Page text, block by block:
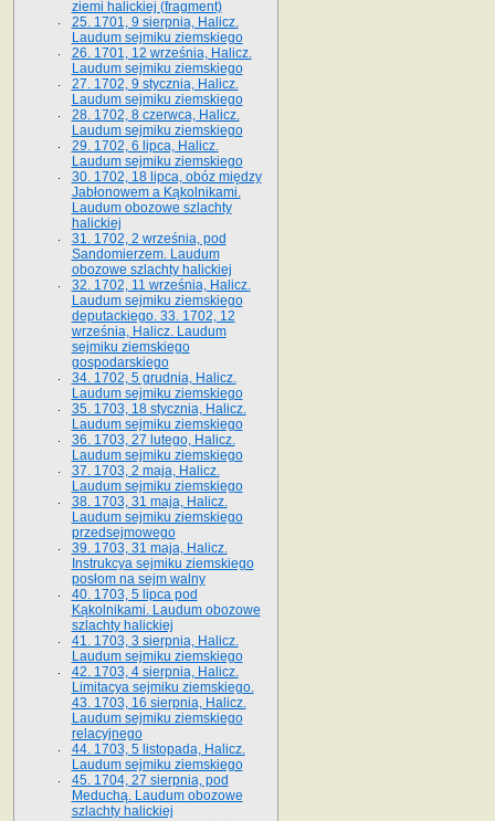
ziemi halickiej (fragment)
25. 1701, 9 sierpnia, Halicz.
Laudum sejmiku ziemskiego
26. 1701, 12 września, Halicz.
Laudum sejmiku ziemskiego
27. 1702, 9 stycznia, Halicz.
Laudum sejmiku ziemskiego
28. 1702, 8 czerwca, Halicz.
Laudum sejmiku ziemskiego
29. 1702, 6 lipca, Halicz.
Laudum sejmiku ziemskiego
30. 1702, 18 lipca, obóz między
Jabłonowem a Kąkolnikami.
Laudum obozowe szlachty
halickiej
31. 1702, 2 września, pod
Sandomierzem. Laudum
obozowe szlachty halickiej
32. 1702, 11 września, Halicz.
Laudum sejmiku ziemskiego
deputackiego. 33. 1702, 12
września, Halicz. Laudum
sejmiku ziemskiego
gospodarskiego
34. 1702, 5 grudnia, Halicz.
Laudum sejmiku ziemskiego
35. 1703, 18 stycznia, Halicz.
Laudum sejmiku ziemskiego
36. 1703, 27 lutego, Halicz.
Laudum sejmiku ziemskiego
37. 1703, 2 maja, Halicz.
Laudum sejmiku ziemskiego
38. 1703, 31 maja, Halicz.
Laudum sejmiku ziemskiego
przedsejmowego
39. 1703, 31 maja, Halicz.
Instrukcya sejmiku ziemskiego
posłom na sejm walny
40. 1703, 5 lipca pod
Kąkolnikami. Laudum obozowe
szlachty halickiej
41­. 1703, 3 sierpnia, Halicz.
Laudum sejmiku ziemskiego
42. 1703, 4 sierpnia, Halicz.
Limitacya sejmiku ziemskiego.
43. 1703, 16 sierpnia, Halicz.
Laudum sejmiku ziemskiego
relacyjnego
44. 1703, 5 listopada, Halicz.
Laudum sejmiku ziemskiego
45. 1704, 27 sierpnia, pod
Meduchą. Laudum obozowe
szlachty halickiej